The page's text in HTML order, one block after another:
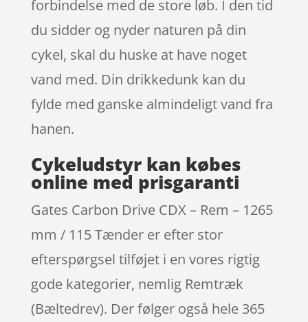
forbindelse med de store løb. I den tid
du sidder og nyder naturen på din
cykel, skal du huske at have noget
vand med. Din drikkedunk kan du
fylde med ganske almindeligt vand fra
hanen.
Cykeludstyr kan købes
online med prisgaranti
Gates Carbon Drive CDX – Rem – 1265
mm / 115 Tænder er efter stor
efterspørgsel tilføjet i en vores rigtig
gode kategorier, nemlig Remtræk
(Bæltedrev). Der følger også hele 365